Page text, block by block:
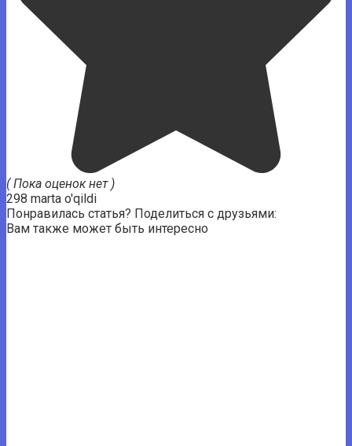
( Пока оценок нет )
298 marta o'qildi
Понравилась статья? Поделиться с друзьями:
Вам также может быть интересно